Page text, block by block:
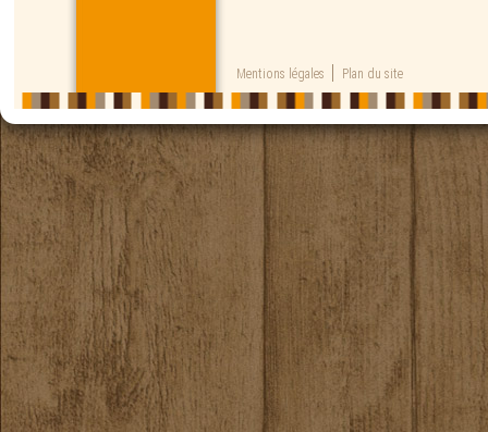
Mentions légales Plan du site